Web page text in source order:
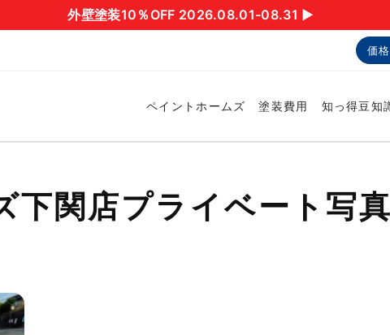
外壁塗装10％OFF 2026.08.01-08.31 ▶︎
価
ペイントホームズ 塗装費用 知っ得豆知
下関店プライベート写